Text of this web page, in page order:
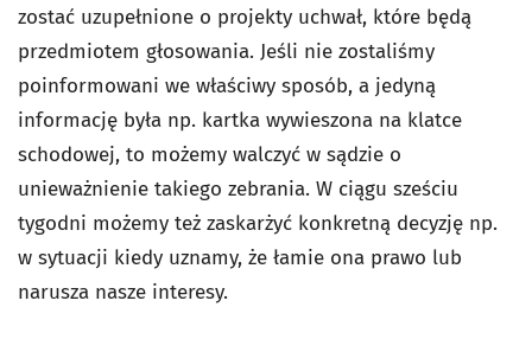
zostać uzupełnione o projekty uchwał, które będą
przedmiotem głosowania. Jeśli nie zostaliśmy
poinformowani we właściwy sposób, a jedyną
informację była np. kartka wywieszona na klatce
schodowej, to możemy walczyć w sądzie o
unieważnienie takiego zebrania. W ciągu sześciu
tygodni możemy też zaskarżyć konkretną decyzję np.
w sytuacji kiedy uznamy, że łamie ona prawo lub
narusza nasze interesy.